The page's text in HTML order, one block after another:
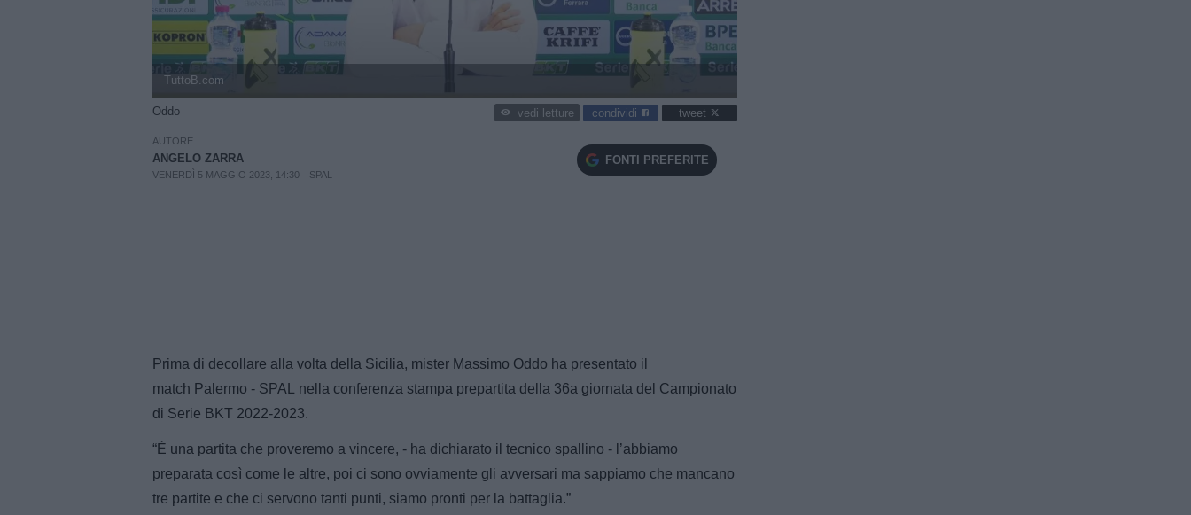
TuttoB.com
Oddo vedi letture condividi tweet
AUTORE
ANGELO ZARRA
VENERDÌ 5 MAGGIO 2023, 14:30 SPAL
FONTI PREFERITE
Prima di decollare alla volta della Sicilia, mister Massimo Oddo ha presentato il
match Palermo - SPAL nella conferenza stampa prepartita della 36a giornata del Campionato
di Serie BKT 2022-2023.
“È una partita che proveremo a vincere, - ha dichiarato il tecnico spallino - l’abbiamo
preparata così come le altre, poi ci sono ovviamente gli avversari ma sappiamo che mancano
tre partite e che ci servono tanti punti, siamo pronti per la battaglia.”